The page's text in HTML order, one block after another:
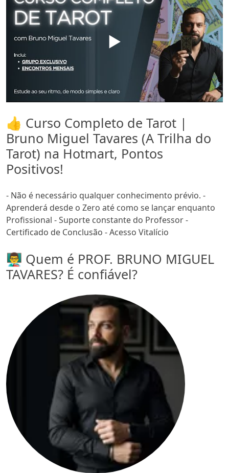
▶️
👍 Curso Completo de Tarot |
Bruno Miguel Tavares (A Trilha do
Tarot) na Hotmart, Pontos
Positivos!
- Não é necessário qualquer conhecimento prévio. -
Aprenderá desde o Zero até como se lançar enquanto
Profissional - Suporte constante do Professor -
Certificado de Conclusão - Acesso Vitalício
👨‍🏫 Quem é PROF. BRUNO MIGUEL
TAVARES? É confiável?